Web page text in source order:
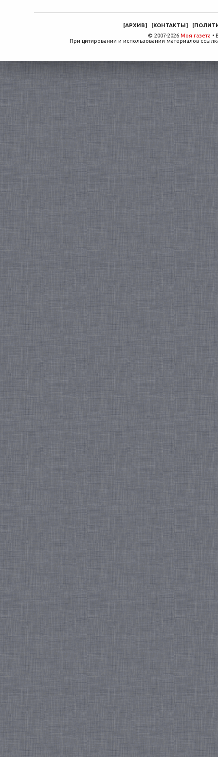
[АРХИВ] [КОНТАКТЫ] [
© 2007-2026 Моя газета •
При цитировании и использовании материалов